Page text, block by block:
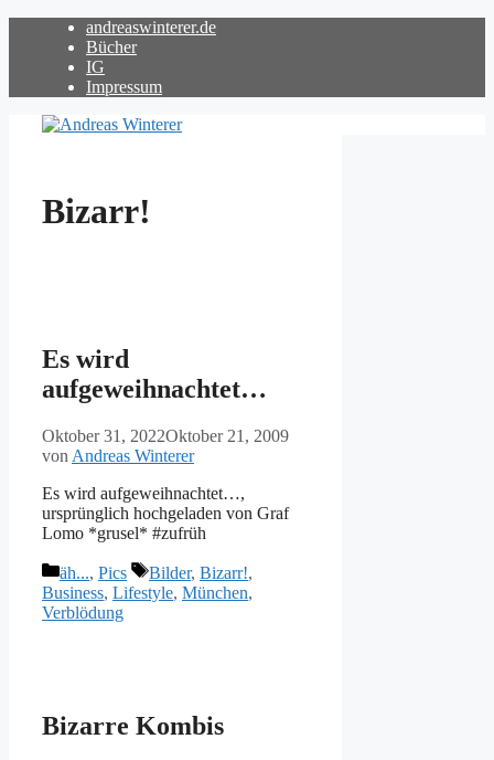
andreaswinterer.de
Bücher
IG
Impressum
Bizarr!
Es wird
aufgeweihnachtet…
Oktober 31, 2022Oktober 21, 2009
von Andreas Winterer
Es wird aufgeweihnachtet…,
ursprünglich hochgeladen von Graf
Lomo *grusel* #zufrüh
Kategorien
äh..., Pics Schlagwörter
Bilder, Bizarr!,
Business, Lifestyle, München,
Verblödung
Bizarre Kombis